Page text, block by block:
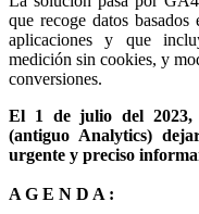
que recoge datos
aplicaciones y que
medición sin cookies, y
conversiones.
El 1 de julio del 2023,
(antiguo Analytics)
urgente y preciso
A G E N D A :